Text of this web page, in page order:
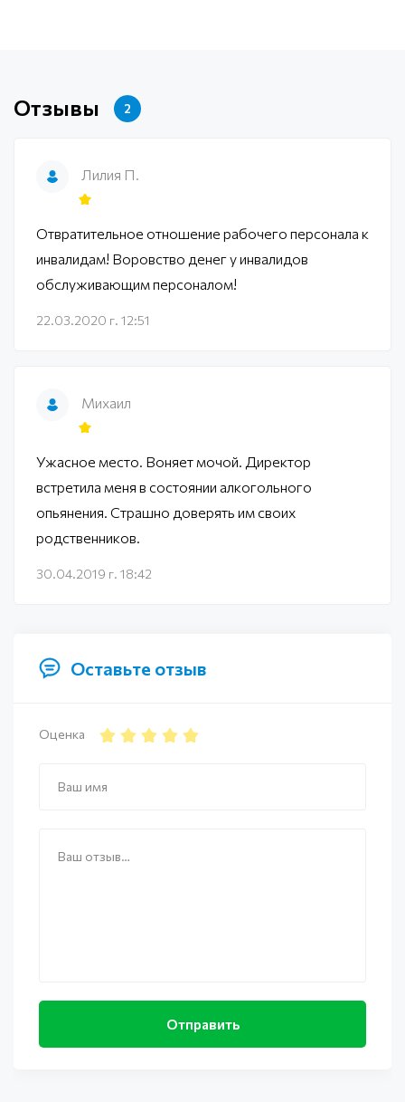
Отзывы 2
Лилия П.
Отвратительное отношение рабочего персонала к
инвалидам! Воровство денег у инвалидов
обслуживающим персоналом!
22.03.2020 г. 12:51
Михаил
Ужасное место. Воняет мочой. Директор
встретила меня в состоянии алкогольного
опьянения. Страшно доверять им своих
родственников.
30.04.2019 г. 18:42
Оставьте отзыв
Оценка